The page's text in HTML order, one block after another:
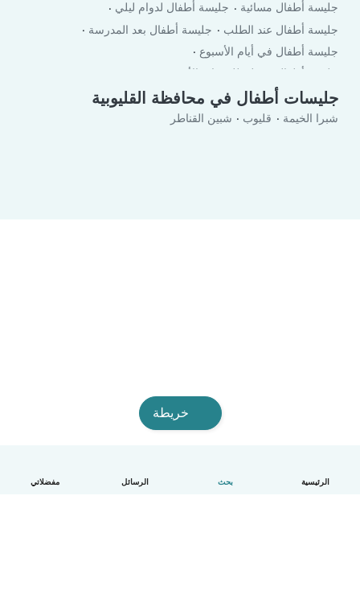
الرئيسية بحث الرسائل مفضلاتي
جليسة أطفال مسائية
جليسة أطفال لدوام ليلي
جليسة أطفال عند الطلب
جليسة أطفال بعد المدرسة
جليسة أطفال في أيام الأسبوع
جليسة أطفال في لعطلة نهاية الأسبوع
جليسات أطفال في محافظة القليوبية
شبرا الخيمة قليوب شبين القناطر
خريطة